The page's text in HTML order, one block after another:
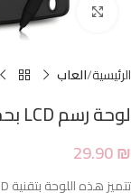
Click to enlarge
الرئيسية العاب
لوحة رسم LCD بحجم 10 إنش
29.90₪